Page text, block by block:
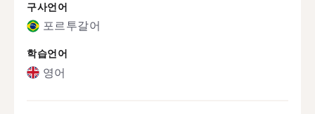
구사언어
포르투갈어
학습언어
영어